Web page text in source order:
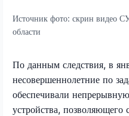
Источник фото: скрин видео
области
По данным следствия, в
несовершеннолетние по
обеспечивали
устройства, позволяющего